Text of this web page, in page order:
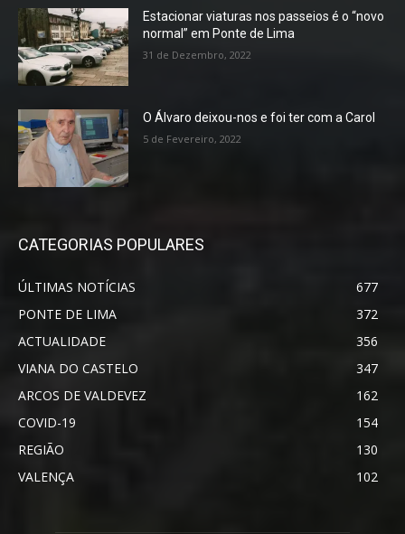
Estacionar viaturas nos passeios é o “novo
normal” em Ponte de Lima
31 de Dezembro, 2022
O Álvaro deixou-nos e foi ter com a Carol
5 de Fevereiro, 2022
CATEGORIAS POPULARES
ÚLTIMAS NOTÍCIAS
677
PONTE DE LIMA
372
ACTUALIDADE
356
VIANA DO CASTELO
347
ARCOS DE VALDEVEZ
162
COVID-19
154
REGIÃO
130
VALENÇA
102